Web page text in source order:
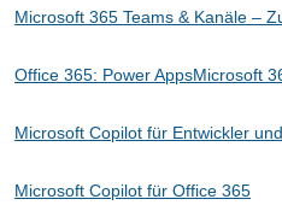
Microsoft 365 Teams & Kanäle –
Office 365: Power AppsMicrosoft
Microsoft Copilot für Entwickler
Microsoft Copilot für Office 365